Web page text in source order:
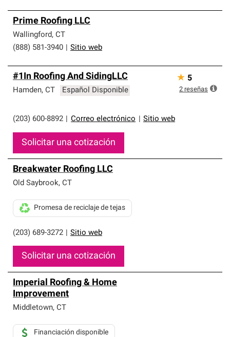
Prime Roofing LLC
Wallingford, CT
(888) 581-3940
Sitio web
#1In Roofing And SidingLLC
Hamden, CT Español Disponible
(203) 600-8892 Correo electrónico Sitio web
Solicitar una cotización
★ 5
2 reseñas
Breakwater Roofing LLC
Old Saybrook, CT
(203) 689-3272 Sitio web
Promesa de reciclaje de tejas
Solicitar una cotización
Imperial Roofing & Home
Improvement
Middletown, CT
Financiación disponible